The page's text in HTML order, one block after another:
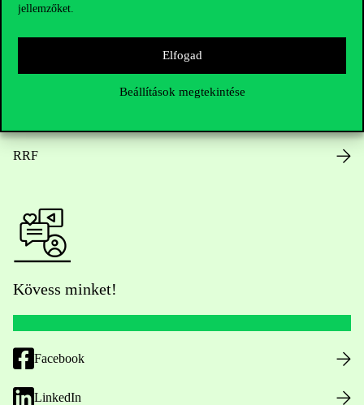
jellemzőket.
Elfogad
Beállítások megtekintése
Közérdekű adatok
Karrier
RRF
Kövess minket!
Facebook
LinkedIn